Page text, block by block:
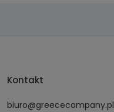
Kontakt
biuro@greececompany.pl